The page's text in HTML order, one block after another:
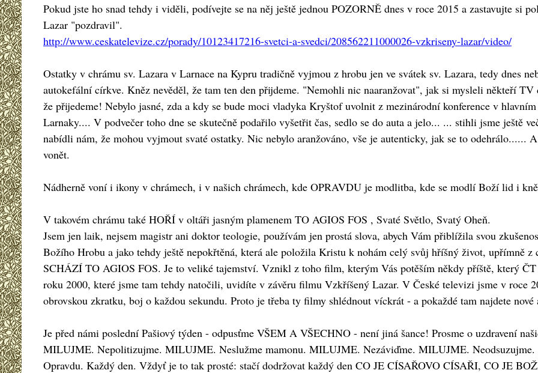
Pokud jste ho snad tehdy i viděli, podívejte se na něj ještě jednou POZORNĚ dnes v roce 2015 a zastavujte si
Lazar "pozdravil".
http://www.ceskatelevize.cz/porady/10123417216-svetci-a-svedci/208562211000026-vzkriseny-lazar/video/
Ostatky v chrámu sv. Lazara v Larnace na Kypru tradičně vyjmou z hrobu jen ve svátek sv. Lazara, tedy dnes
autokefální církve. Kněz nevěděl, že tam ten den přijdeme. "Nemohli nic naaranžovat", jak si mysleli někteří
že přijedeme! Nebylo jasné, zda a kdy se bude moci vladyka Kryštof uvolnit z mezinárodní konference v
Larnaky.... V podvečer toho dne se skutečně podařilo vyšetřit čas, sedlo se do auta a jelo... ... stihli jsme ještě
nabídli nám, že mohou vyjmout svaté ostatky. Nic nebylo aranžováno, vše je autenticky, jak se to odehrálo......
vonět.
Nádherně voní i ikony v chrámech, i v našich chrámech, kde OPRAVDU je modlitba, kde se modlí Boží lid i
V takovém chrámu také HOŘÍ v oltáři jasným plamenem TO AGIOS FOS , Svaté Světlo, Svatý Oheň.
Jsem jen laik, nejsem magistr ani doktor teologie, používám jen prostá slova, abych Vám přiblížila svou
Božího Hrobu a jako tehdy ještě nepokřtěná, která ale položila Kristu k nohám celý svůj hříšný život, upřímně
SCHÁZÍ TO AGIOS FOS. Je to veliké tajemství. Vznikl z toho film, kterým Vás potěším někdy příště, který
roku 2000, které jsme tam tehdy natočili, uvidíte v závěru filmu Vzkříšený Lazar. V České televizi jsme v roce
obrovskou zkratku, boj o každou sekundu. Proto je třeba ty filmy shlédnout víckrát - a pokaždé tam najdete
Je před námi poslední Pašiový týden - odpusťme VŠEM A VŠECHNO - není jiná šance! Prosme o uzdravení
MILUJME. Nepolitizujme. MILUJME. Neslužme mamonu. MILUJME. Nezáviďme. MILUJME.
Opravdu. Každý den. Vždyť je to tak prosté: stačí dodržovat každý den CO JE CÍSAŘOVO CÍSAŘI, CO JE